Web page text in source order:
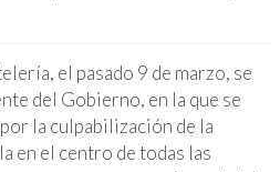
el pasado 9 de marzo, se
del Gobierno, en la que se
la culpabilización de la
en el centro de todas las